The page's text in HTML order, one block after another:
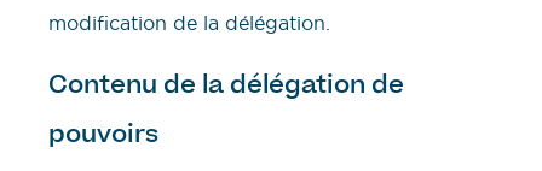
modification de la délégation.
Contenu de la délégation de
pouvoirs